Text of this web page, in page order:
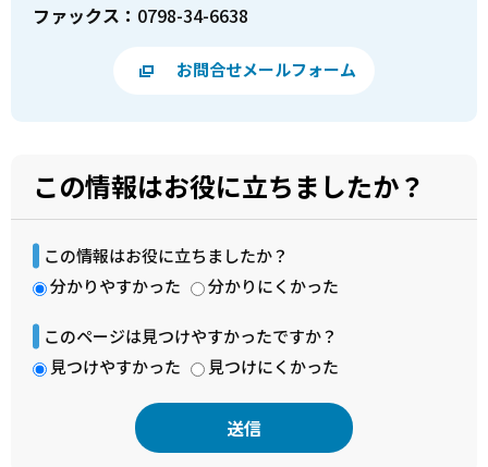
ファックス： 0798-34-6638
お問合せメールフォーム
この情報はお役に立ちましたか？
この情報はお役に立ちましたか？
分かりやすかった
分かりにくかった
このページは見つけやすかったですか？
見つけやすかった
見つけにくかった